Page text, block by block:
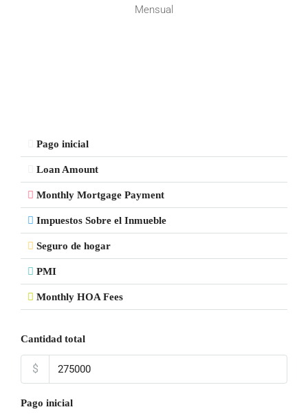
Mensual
Pago inicial
Loan Amount
Monthly Mortgage Payment
Impuestos Sobre el Inmueble
Seguro de hogar
PMI
Monthly HOA Fees
Cantidad total
$
Pago inicial